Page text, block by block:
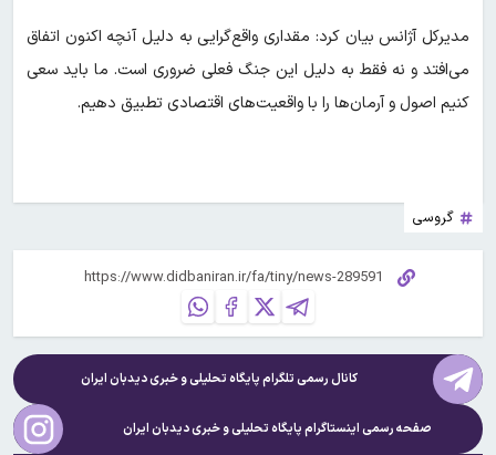
مدیرکل آژانس بیان کرد: مقداری واقع‌گرایی به دلیل آنچه اکنون اتفاق
می‌افتد و نه فقط به دلیل این جنگ فعلی ضروری است. ما باید سعی
کنیم اصول و آرمان‌ها را با واقعیت‌های اقتصادی تطبیق دهیم.
گروسی
کانال رسمی تلگرام پایگاه تحلیلی و خبریدیدبان ایران
صفحه رسمی اینستاگرام پایگاه تحلیلی و خبریدیدبان ایران